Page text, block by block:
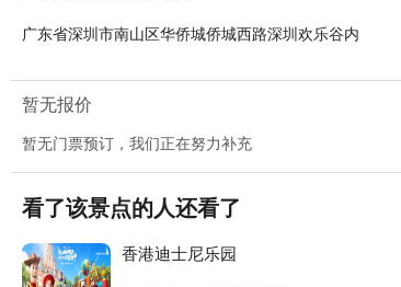
广东省深圳市南山区华侨城侨城西路深圳欢乐谷内
暂无报价
暂无门票预订，我们正在努力补充
看了该景点的人还看了
香港迪士尼乐园